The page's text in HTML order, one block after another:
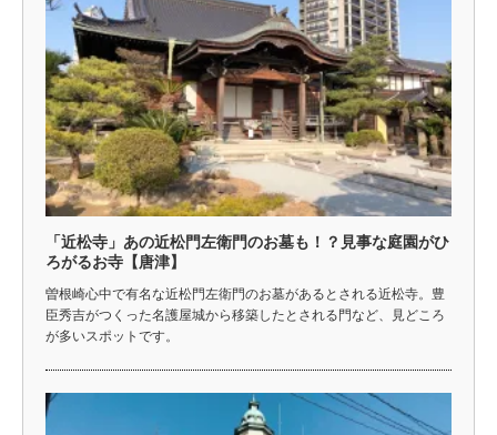
「近松寺」あの近松門左衛門のお墓も！？見事な庭園がひ
ろがるお寺【唐津】
曽根崎心中で有名な近松門左衛門のお墓があるとされる近松寺。豊
臣秀吉がつくった名護屋城から移築したとされる門など、見どころ
が多いスポットです。